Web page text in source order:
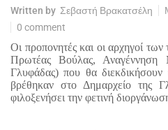
Written by Σεβαστή Βρακατσέλη
0 comment
Οι προπονητές και οι αρχηγοί
Πρωτέας Βούλας, Αναγέννηση
Γλυφάδας) που θα
βρέθηκαν στο Δημαρχείο της
φιλοξενήσει την φετινή